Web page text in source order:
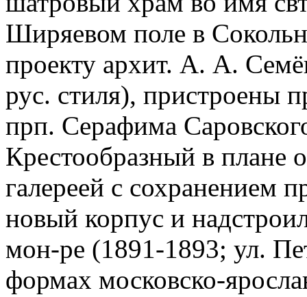
Ширяевом поле в
проекту архит. А. А.
рус. стиля), пристроены
прп. Серафима
Крестообразный в плане
галереей с сохранением
новый корпус и
мон-ре (1891-1893; ул.
формах московско-